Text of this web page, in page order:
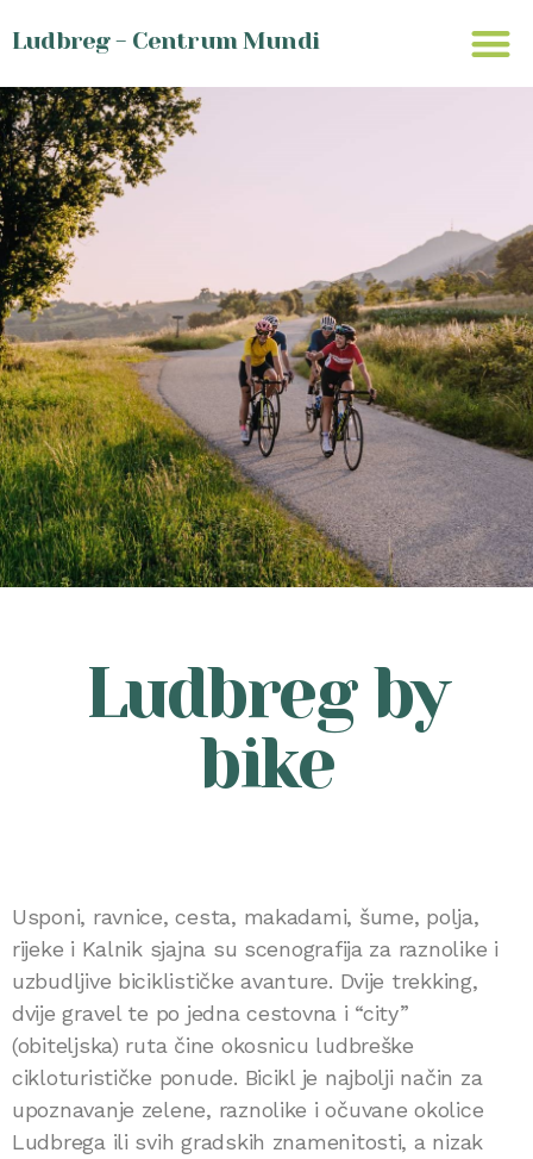
Ludbreg - Centrum Mundi
Ludbreg by
bike
Usponi, ravnice, cesta, makadami, šume, polja,
rijeke i Kalnik sjajna su scenografija za raznolike i
uzbudljive biciklističke avanture. Dvije trekking,
dvije gravel te po jedna cestovna i “city”
(obiteljska) ruta čine okosnicu ludbreške
cikloturističke ponude. Bicikl je najbolji način za
upoznavanje zelene, raznolike i očuvane okolice
Ludbrega ili svih gradskih znamenitosti, a nizak